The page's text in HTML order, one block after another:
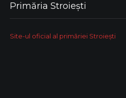
Primăria Stroiești
Site-ul oficial al primăriei Stroiești